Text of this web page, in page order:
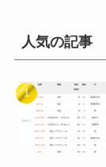
人気の記事